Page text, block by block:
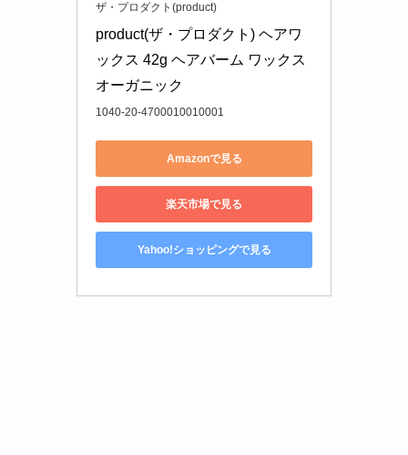
ザ・プロダクト(product)
product(ザ・プロダクト) ヘアワ
ックス 42g ヘアバーム ワックス
オーガニック
1040-20-4700010010001
Amazonで見る
楽天市場で見る
Yahoo!ショッピングで見る